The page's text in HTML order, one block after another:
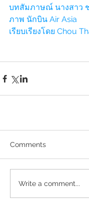
บทสัมภาษณ์ นางสาว
ภาพ นักบิน Air Asia
เรียบเรียงโดย Chou
Comments
Write a comment...